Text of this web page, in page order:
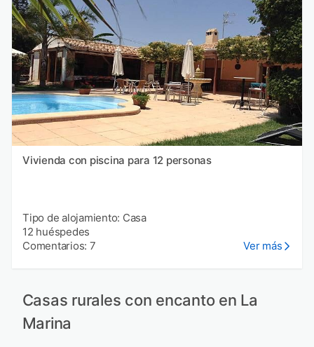
Vivienda con piscina para 12 personas
Tipo de alojamiento: Casa
12 huéspedes
Comentarios: 7
Ver más
Casas rurales con encanto en La
Marina